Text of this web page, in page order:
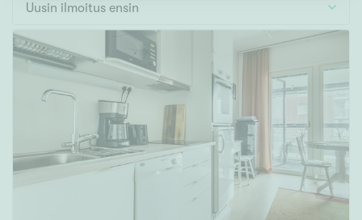
Muut
000 000 €
Uusin ilmoitus ensin